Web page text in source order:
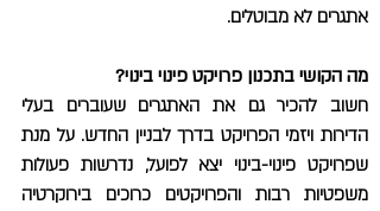
אתגרים לא מבוטלים.
מה הקושי בתכנון פרויקט פינוי בינוי?
חשוב להכיר גם את האתגרים שעוברים בעלי
הדירות ויזמי הפרויקט בדרך לבניין החדש. על מנת
שפרויקט פינוי-בינוי יצא לפועל, נדרשות פעולות
משפטיות רבות והפרויקטים כרוכים בירוקרטיה